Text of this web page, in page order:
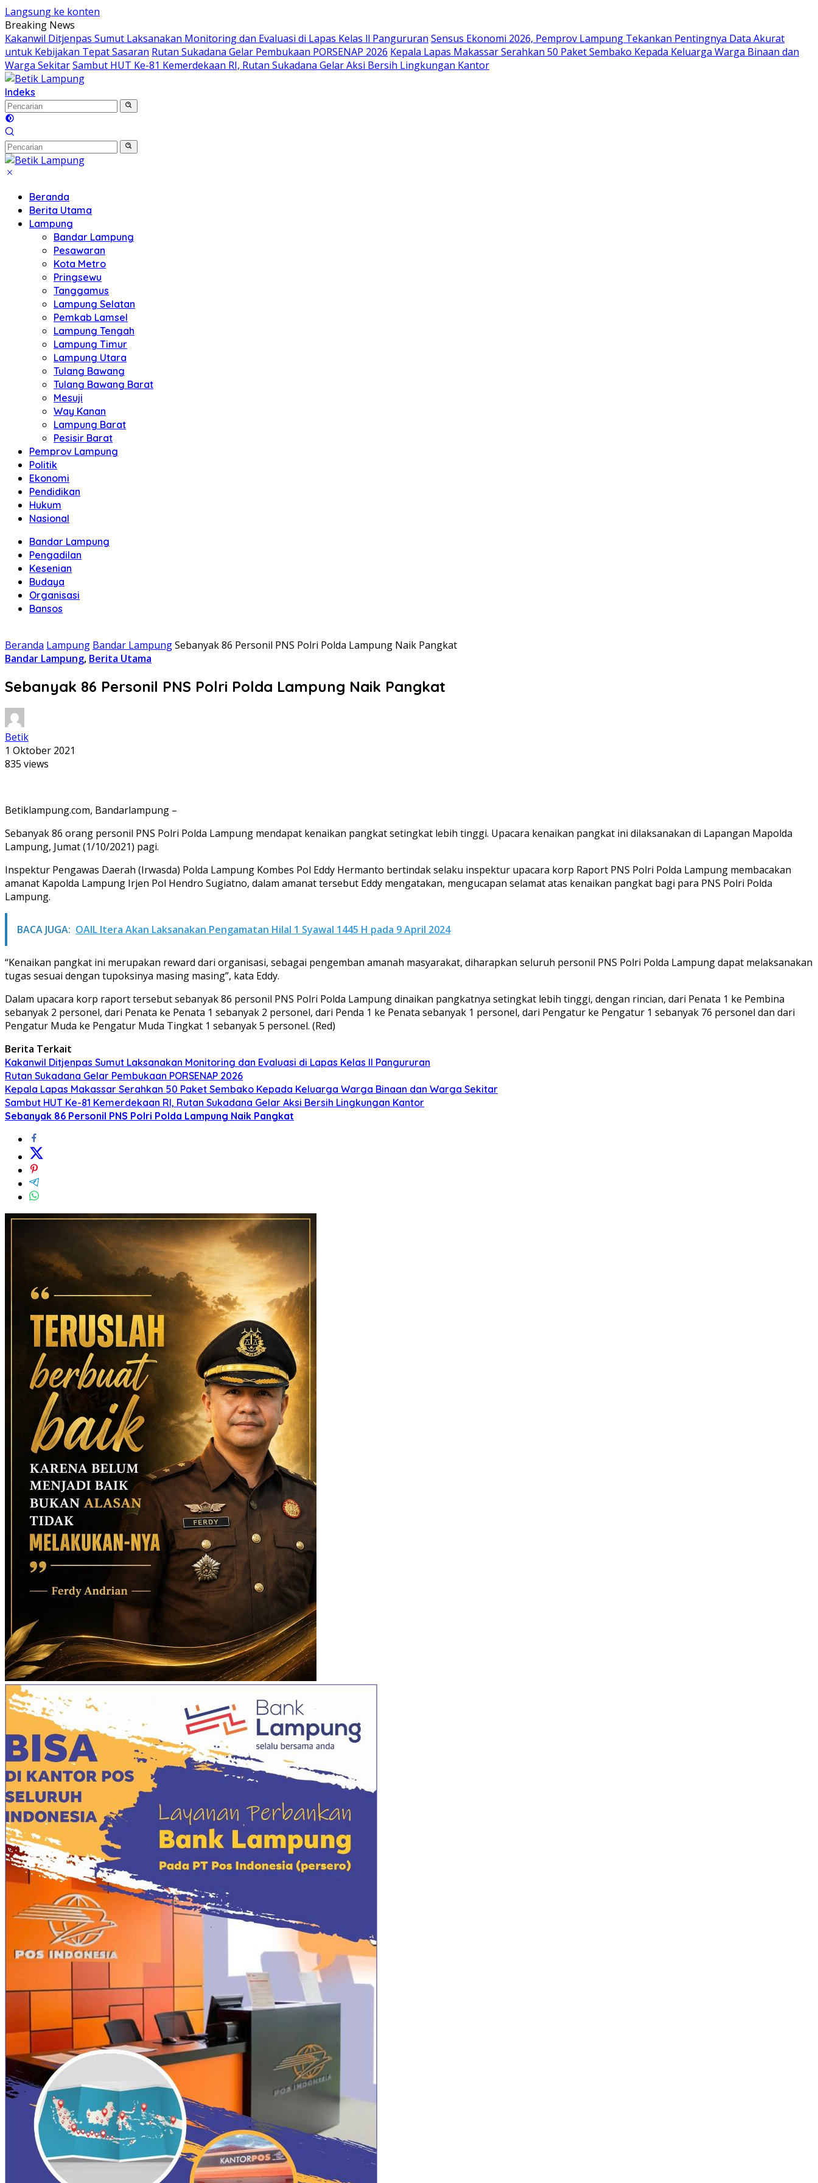
Langsung ke konten
Breaking News
Kakanwil Ditjenpas Sumut Laksanakan Monitoring dan Evaluasi di Lapas Kelas ll Pangururan Sensus Ekonomi 2026, Pemprov Lampung Tekankan Pentingnya Data Akurat
untuk Kebijakan Tepat Sasaran Rutan Sukadana Gelar Pembukaan PORSENAP 2026 Kepala Lapas Makassar Serahkan 50 Paket Sembako Kepada Keluarga Warga Binaan dan
Warga SekitarSambut HUT Ke-81 Kemerdekaan RI, Rutan Sukadana Gelar Aksi Bersih Lingkungan Kantor
Indeks
Beranda
Berita Utama
Lampung
Bandar Lampung
Pesawaran
Kota Metro
Pringsewu
Tanggamus
Lampung Selatan
Pemkab Lamsel
Lampung Tengah
Lampung Timur
Lampung Utara
Tulang Bawang
Tulang Bawang Barat
Mesuji
Way Kanan
Lampung Barat
Pesisir Barat
Pemprov Lampung
Politik
Ekonomi
Pendidikan
Hukum
Nasional
Bandar Lampung
Pengadilan
Kesenian
Budaya
Organisasi
Bansos
Beranda Lampung Bandar LampungSebanyak 86 Personil PNS Polri Polda Lampung Naik Pangkat
Bandar Lampung, Berita Utama
Sebanyak 86 Personil PNS Polri Polda Lampung Naik Pangkat
Betik
1 Oktober 2021
835 views
Betiklampung.com, Bandarlampung –
Sebanyak 86 orang personil PNS Polri Polda Lampung mendapat kenaikan pangkat setingkat lebih tinggi. Upacara kenaikan pangkat ini dilaksanakan di Lapangan Mapolda
Lampung, Jumat (1/10/2021) pagi.
Inspektur Pengawas Daerah (Irwasda) Polda Lampung Kombes Pol Eddy Hermanto bertindak selaku inspektur upacara korp Raport PNS Polri Polda Lampung membacakan
amanat Kapolda Lampung Irjen Pol Hendro Sugiatno, dalam amanat tersebut Eddy mengatakan, mengucapan selamat atas kenaikan pangkat bagi para PNS Polri Polda
Lampung.
BACA JUGA: OAIL Itera Akan Laksanakan Pengamatan Hilal 1 Syawal 1445 H pada 9 April 2024
“Kenaikan pangkat ini merupakan reward dari organisasi, sebagai pengemban amanah masyarakat, diharapkan seluruh personil PNS Polri Polda Lampung dapat melaksanakan
tugas sesuai dengan tupoksinya masing masing”, kata Eddy.
Dalam upacara korp raport tersebut sebanyak 86 personil PNS Polri Polda Lampung dinaikan pangkatnya setingkat lebih tinggi, dengan rincian, dari Penata 1 ke Pembina
sebanyak 2 personel, dari Penata ke Penata 1 sebanyak 2 personel, dari Penda 1 ke Penata sebanyak 1 personel, dari Pengatur ke Pengatur 1 sebanyak 76 personel dan dari
Pengatur Muda ke Pengatur Muda Tingkat 1 sebanyak 5 personel. (Red)
Berita Terkait
Kakanwil Ditjenpas Sumut Laksanakan Monitoring dan Evaluasi di Lapas Kelas ll Pangururan
Rutan Sukadana Gelar Pembukaan PORSENAP 2026
Kepala Lapas Makassar Serahkan 50 Paket Sembako Kepada Keluarga Warga Binaan dan Warga Sekitar
Sambut HUT Ke-81 Kemerdekaan RI, Rutan Sukadana Gelar Aksi Bersih Lingkungan Kantor
Sebanyak 86 Personil PNS Polri Polda Lampung Naik Pangkat